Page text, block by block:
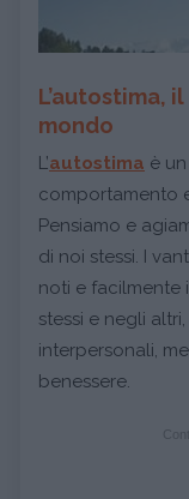
L’autostima,
mondo
L’autostima è
comportamento
Pensiamo e
di noi stessi. I
noti e facilmente
stessi e negli
interpersonali,
benessere.